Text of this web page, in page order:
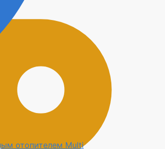
отопителем Multi